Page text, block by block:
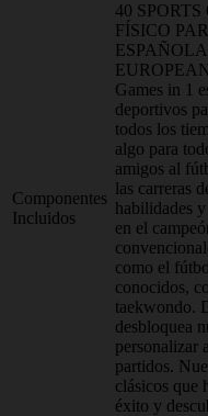
Componentes
Incluidos
40
FÍSICO
Games in 1
deportivos
todos los
algo para
amigos al
las carreras
habilidades
en el
como el
conocidos,
taekwondo.
desbloquea
personalizar
partidos.
clásicos que
éxito y